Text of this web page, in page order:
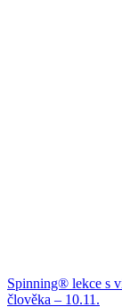
Spinning® lekce s
člověka – 10.11.